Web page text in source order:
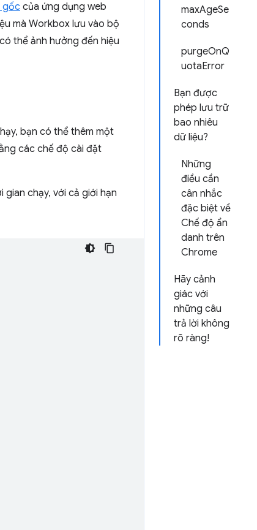
maxAgeSe
conds
purgeOnQ
uotaError
Bạn được
phép lưu trữ
bao nhiêu
dữ liệu?
Những
điều cần
cân nhắc
đặc biệt về
Chế độ ẩn
danh trên
Chrome
Hãy cảnh
giác với
những câu
trả lời không
rõ ràng!
gốccủa ứng dụng web
mà Workbox lưu vào bộ
thể ảnh hưởng đến hiệu
bạn có thể thêm một
các chế độ cài đặt
chạy, với cả giới hạn